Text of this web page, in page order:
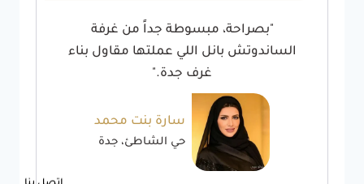
"بصراحة، مبسوطة جداً من غرفة
الساندوتش بانل اللي عملتها مقاول بناء
غرف جدة."
سارة بنت محمد
حي الشاطئ، جدة